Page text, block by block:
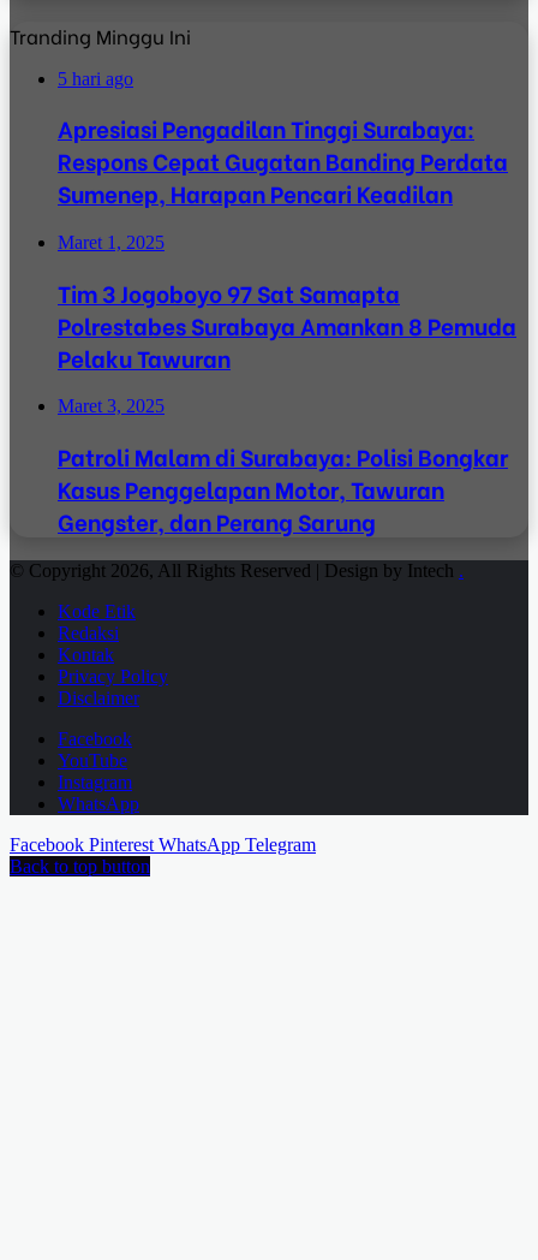
Tranding Minggu Ini
5 hari ago
Apresiasi Pengadilan Tinggi Surabaya:
Respons Cepat Gugatan Banding Perdata
Sumenep, Harapan Pencari Keadilan
Maret 1, 2025
Tim 3 Jogoboyo 97 Sat Samapta
Polrestabes Surabaya Amankan 8 Pemuda
Pelaku Tawuran
Maret 3, 2025
Patroli Malam di Surabaya: Polisi Bongkar
Kasus Penggelapan Motor, Tawuran
Gengster, dan Perang Sarung
© Copyright 2026, All Rights Reserved | Design by Intech .
Kode Etik
Redaksi
Kontak
Privacy Policy
Disclaimer
Facebook
YouTube
Instagram
WhatsApp
Facebook Pinterest WhatsApp Telegram
Back to top button